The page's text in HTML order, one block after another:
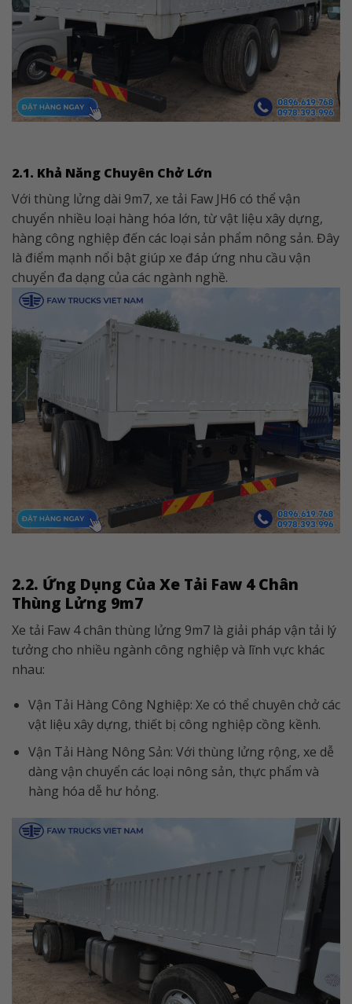
2.1. Khả Năng Chuyên Chở Lớn
Với thùng lửng dài 9m7, xe tải Faw JH6 có thể vận
chuyển nhiều loại hàng hóa lớn, từ vật liệu xây dựng,
hàng công nghiệp đến các loại sản phẩm nông sản. Đây
là điểm mạnh nổi bật giúp xe đáp ứng nhu cầu vận
chuyển đa dạng của các ngành nghề.
2.2. Ứng Dụng Của Xe Tải Faw 4 Chân
Thùng Lửng 9m7
Xe tải Faw 4 chân thùng lửng 9m7 là giải pháp vận tải lý
tưởng cho nhiều ngành công nghiệp và lĩnh vực khác
nhau:
Vận Tải Hàng Công Nghiệp: Xe có thể chuyên chở các
vật liệu xây dựng, thiết bị công nghiệp cồng kềnh.
Vận Tải Hàng Nông Sản: Với thùng lửng rộng, xe dễ
dàng vận chuyển các loại nông sản, thực phẩm và
hàng hóa dễ hư hỏng.